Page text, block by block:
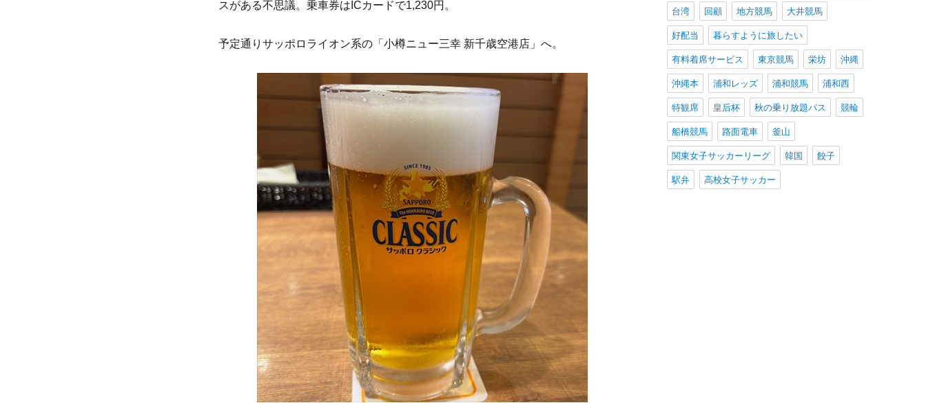
スがある不思議。乗車券はICカードで1,230円。
予定通りサッポロライオン系の「小樽ニュー三幸 新千歳空港店」へ。
台湾 回顧 地方競馬 大井競馬
好配当 暮らすように旅したい
有料着席サービス 東京競馬 栄坊 沖縄
沖縄本 浦和レッズ 浦和競馬 浦和西
特観席 皇后杯 秋の乗り放題パス 競輪
船橋競馬 路面電車 釜山
関東女子サッカーリーグ 韓国 餃子
駅弁 高校女子サッカー